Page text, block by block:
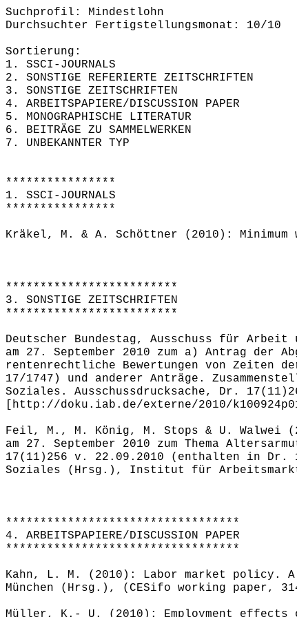
Suchprofil: Mindestlohn
Durchsuchter Fertigstellungsmonat: 10/10
Sortierung:
1. SSCI-JOURNALS
2. SONSTIGE REFERIERTE ZEITSCHRIFTEN
3. SONSTIGE ZEITSCHRIFTEN
4. ARBEITSPAPIERE/DISCUSSION PAPER
5. MONOGRAPHISCHE LITERATUR
6. BEITRÄGE ZU SAMMELWERKEN
7. UNBEKANNTER TYP
****************
1. SSCI-JOURNALS
****************
Kräkel, M. & A. Schöttner (2010):
*************************
3. SONSTIGE ZEITSCHRIFTEN
*************************
Deutscher Bundestag, Ausschuss für
am 27. September 2010 zum a) Antrag der
rentenrechtliche Bewertungen von Zeiten
17/1747) und anderer Anträge.
Soziales. Ausschussdrucksache, Dr.
[http://doku.iab.de/externe/2010/
Feil, M., M. König, M. Stops & U. Walwei
am 27. September 2010 zum Thema
17(11)256 v. 22.09.2010 (enthalten in Dr.
Soziales (Hrsg.), Institut für
**********************************
4. ARBEITSPAPIERE/DISCUSSION PAPER
**********************************
Kahn, L. M. (2010): Labor market policy.
München (Hrsg.), (CESifo working paper,
Müller, K.- U. (2010): Employment effects